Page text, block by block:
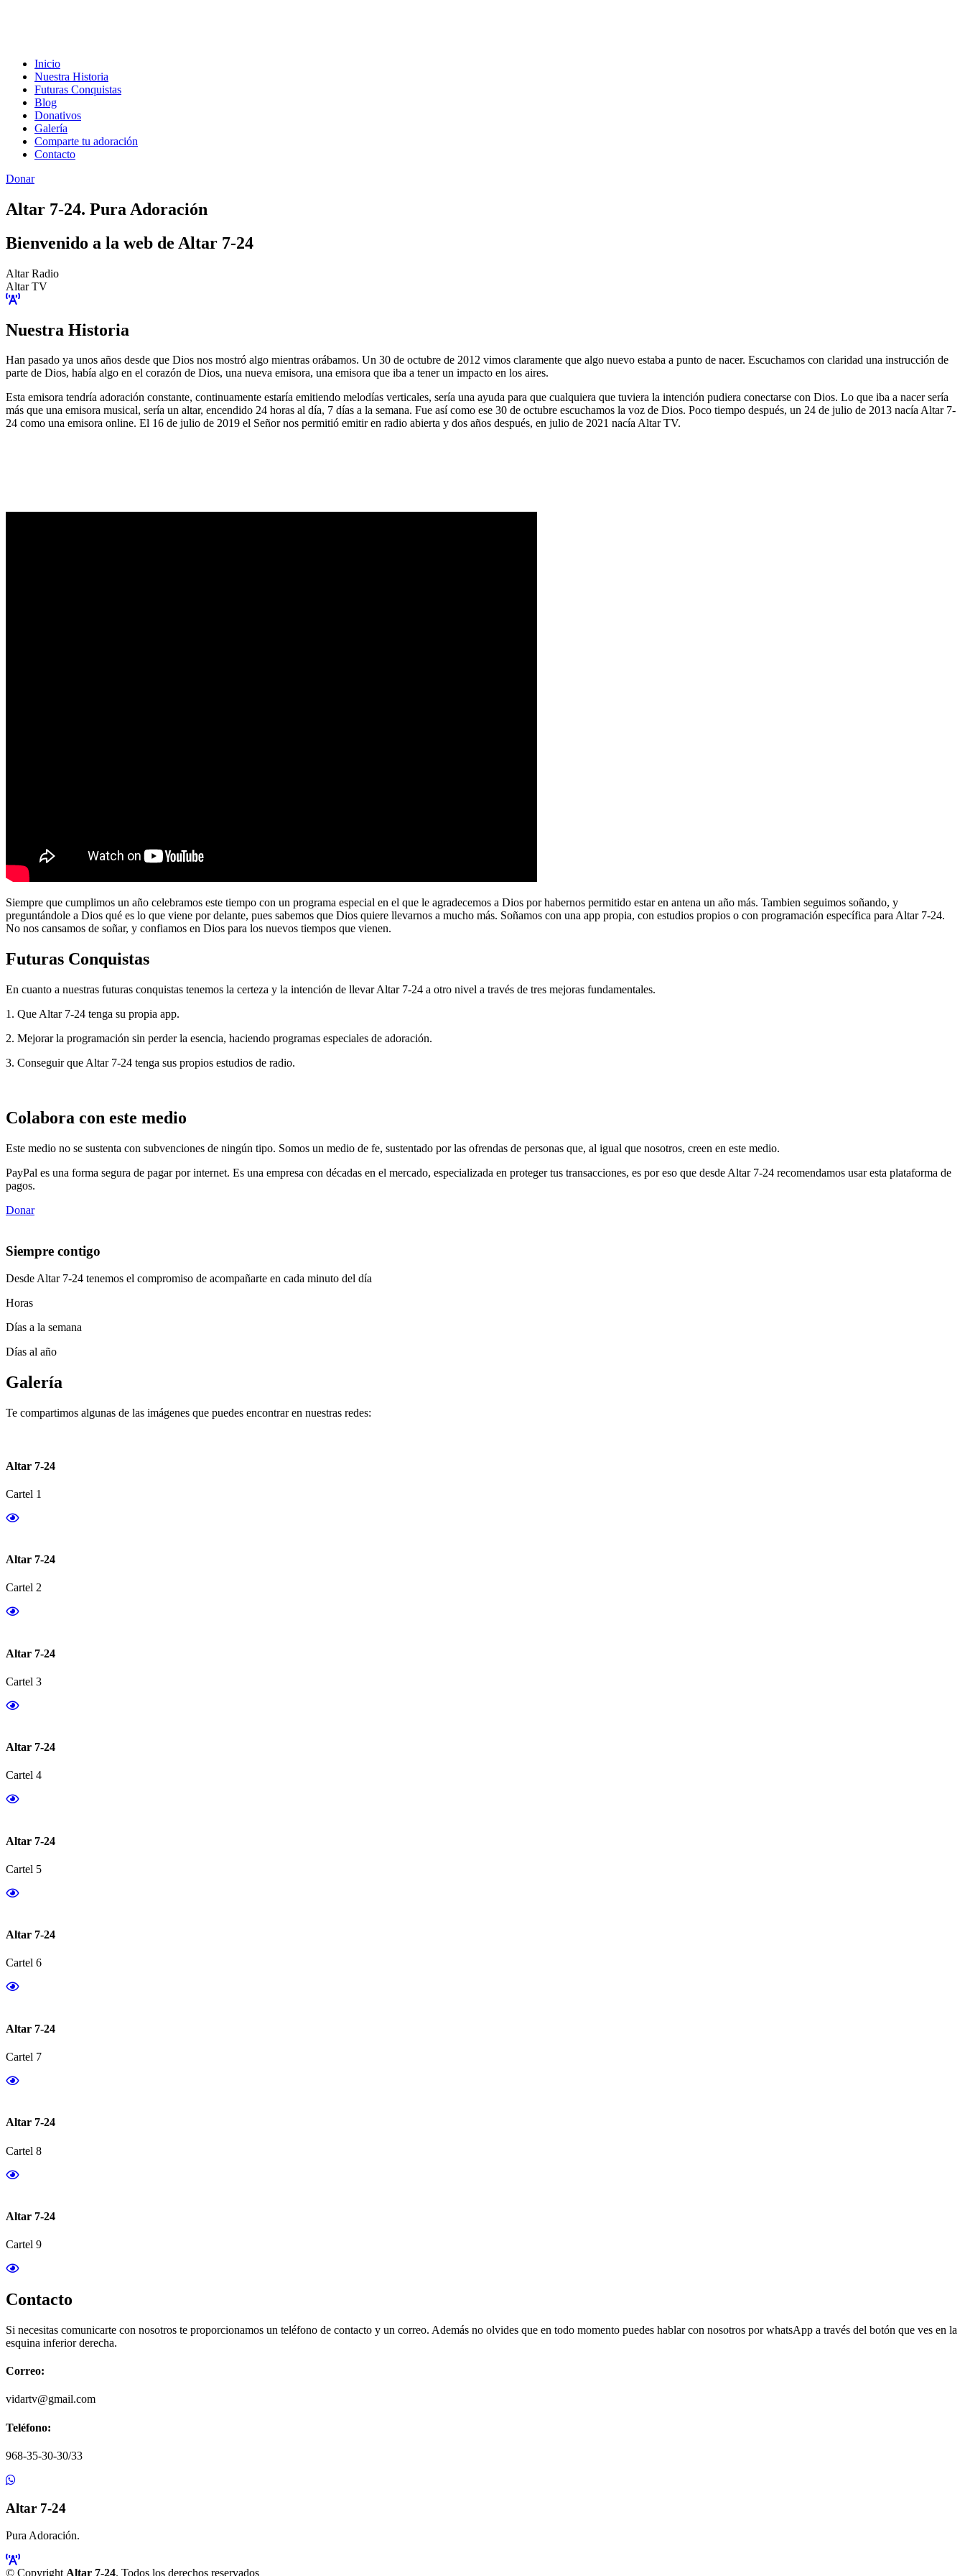
Inicio
Nuestra Historia
Futuras Conquistas
Blog
Donativos
Galería
Comparte tu adoración
Contacto
Donar
Altar 7-24. Pura Adoración
Bienvenido a la web de Altar 7-24
Altar Radio
Altar TV
Nuestra Historia
Han pasado ya unos años desde que Dios nos mostró algo mientras orábamos. Un 30 de octubre de 2012 vimos claramente que algo nuevo estaba a punto de nacer. Escuchamos con claridad una instrucción de
parte de Dios, había algo en el corazón de Dios, una nueva emisora, una emisora que iba a tener un impacto en los aires.
Esta emisora tendría adoración constante, continuamente estaría emitiendo melodías verticales, sería una ayuda para que cualquiera que tuviera la intención pudiera conectarse con Dios. Lo que iba a nacer sería
más que una emisora musical, sería un altar, encendido 24 horas al día, 7 días a la semana. Fue así como ese 30 de octubre escuchamos la voz de Dios. Poco tiempo después, un 24 de julio de 2013 nacía Altar 7-
24 como una emisora online. El 16 de julio de 2019 el Señor nos permitió emitir en radio abierta y dos años después, en julio de 2021 nacía Altar TV.
Siempre que cumplimos un año celebramos este tiempo con un programa especial en el que le agradecemos a Dios por habernos permitido estar en antena un año más. Tambien seguimos soñando, y
preguntándole a Dios qué es lo que viene por delante, pues sabemos que Dios quiere llevarnos a mucho más. Soñamos con una app propia, con estudios propios o con programación específica para Altar 7-24.
No nos cansamos de soñar, y confiamos en Dios para los nuevos tiempos que vienen.
Futuras Conquistas
En cuanto a nuestras futuras conquistas tenemos la certeza y la intención de llevar Altar 7-24 a otro nivel a través de tres mejoras fundamentales.
1. Que Altar 7-24 tenga su propia app.
2. Mejorar la programación sin perder la esencia, haciendo programas especiales de adoración.
3. Conseguir que Altar 7-24 tenga sus propios estudios de radio.
Colabora con este medio
Este medio no se sustenta con subvenciones de ningún tipo. Somos un medio de fe, sustentado por las ofrendas de personas que, al igual que nosotros, creen en este medio.
PayPal es una forma segura de pagar por internet. Es una empresa con décadas en el mercado, especializada en proteger tus transacciones, es por eso que desde Altar 7-24 recomendamos usar esta plataforma de
pagos.
Donar
Siempre contigo
Desde Altar 7-24 tenemos el compromiso de acompañarte en cada minuto del día
Horas
Días a la semana
Días al año
Galería
Te compartimos algunas de las imágenes que puedes encontrar en nuestras redes:
Altar 7-24
Cartel 1
Altar 7-24
Cartel 2
Altar 7-24
Cartel 3
Altar 7-24
Cartel 4
Altar 7-24
Cartel 5
Altar 7-24
Cartel 6
Altar 7-24
Cartel 7
Altar 7-24
Cartel 8
Altar 7-24
Cartel 9
Contacto
Si necesitas comunicarte con nosotros te proporcionamos un teléfono de contacto y un correo. Además no olvides que en todo momento puedes hablar con nosotros por whatsApp a través del botón que ves en la
esquina inferior derecha.
Correo:
vidartv@gmail.com
Teléfono:
968-35-30-30/33
Altar 7-24
Pura Adoración.
© Copyright Altar 7-24. Todos los derechos reservados